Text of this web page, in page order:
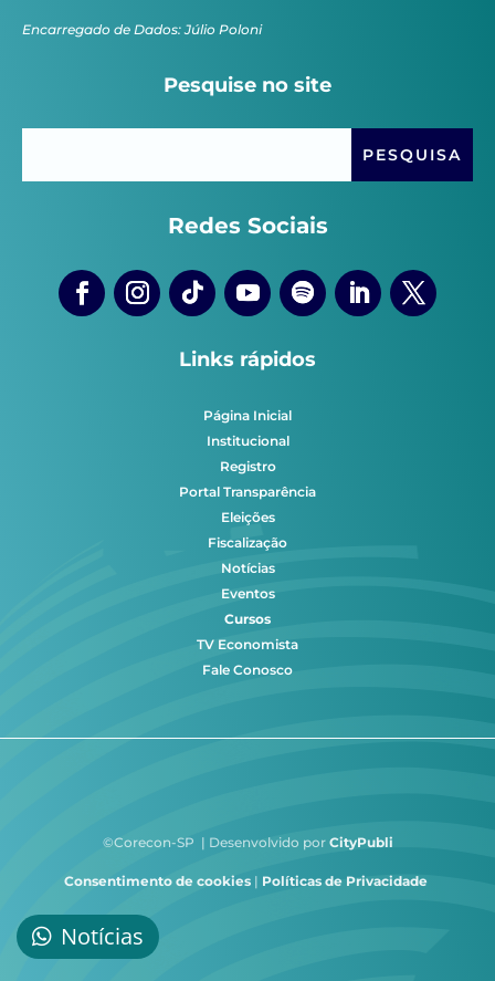
Encarregado de Dados: Júlio Poloni
Pesquise no site
Redes Sociais
Links rápidos
Página Inicial
Institucional
Registro
Portal Transparência
Eleições
Fiscalização
Notícias
Eventos
Cursos
TV Economista
Fale Conosco
©Corecon-SP | Desenvolvido por CityPubli
Consentimento de cookies | Políticas de Privacidade
Notícias